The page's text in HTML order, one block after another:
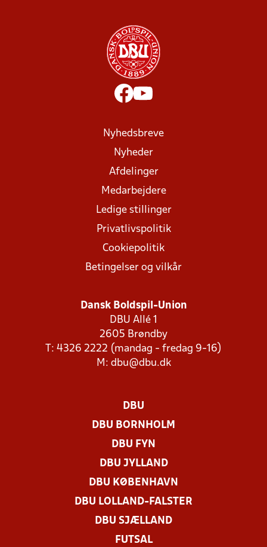
Nyhedsbreve
Nyheder
Afdelinger
Medarbejdere
Ledige stillinger
Privatlivspolitik
Cookiepolitik
Betingelser og vilkår
Dansk Boldspil-Union
DBU Allé 1
2605 Brøndby
T: 4326 2222 (mandag - fredag 9-16)
M: dbu@dbu.dk
DBU
DBU BORNHOLM
DBU FYN
DBU JYLLAND
DBU KØBENHAVN
DBU LOLLAND-FALSTER
DBU SJÆLLAND
FUTSAL